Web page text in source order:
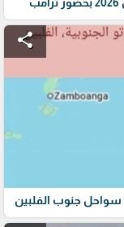
share